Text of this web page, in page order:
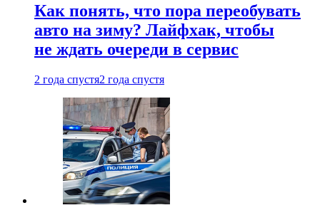
Как понять, что пора переобувать
авто на зиму? Лайфхак, чтобы
не ждать очереди в сервис
2 года спустя2 года спустя